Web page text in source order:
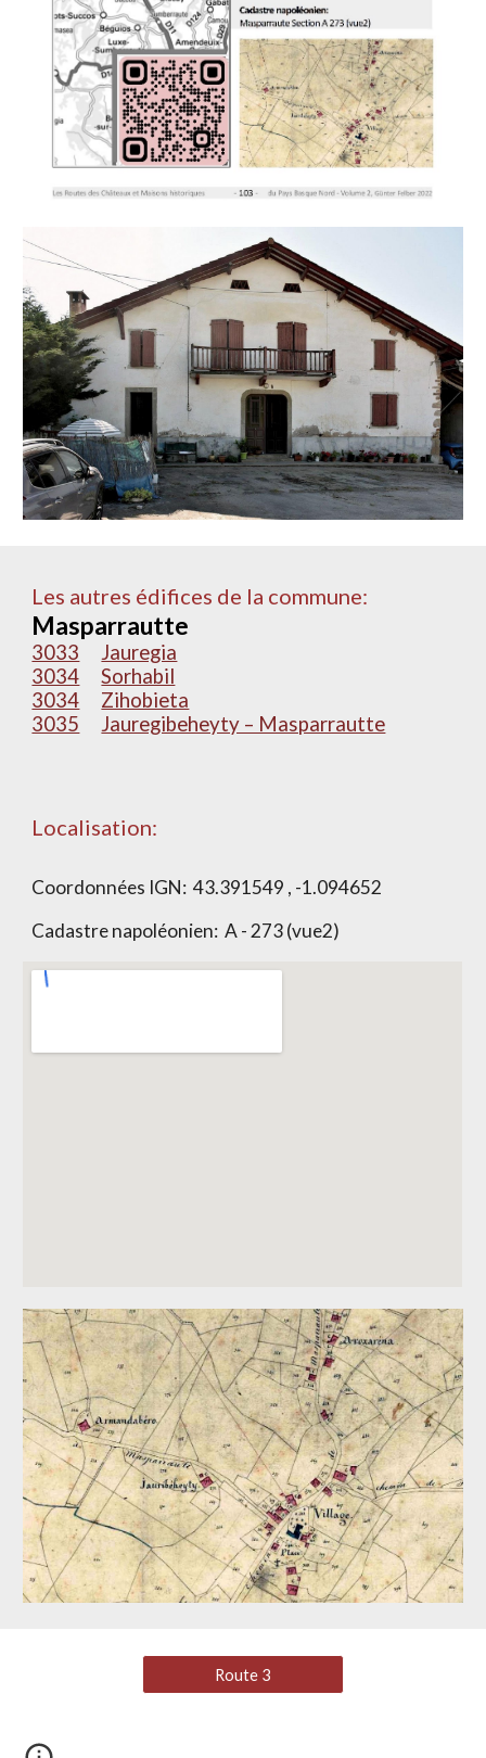
Les autres édifices de la commune:
Masparrautte
3033
Jauregia
3034
Sorhabil
3034
Zihobieta
3035
Jauregibeheyty – Masparrautte
Localisation:
Coordonnées IGN:43.391549 , -1.094652
Cadastre napoléonien:A - 273 (vue2)
Route 3